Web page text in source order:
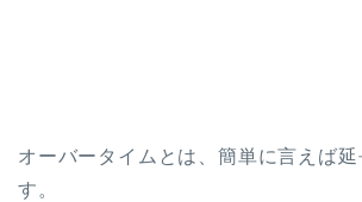
オーバータイムとは、簡単に言えば
す。